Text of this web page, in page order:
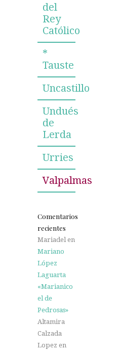
del
Rey
Católico
*
Tauste
Uncastillo
Undués
de
Lerda
Urries
Valpalmas
Comentarios
recientes
Mariadel en
Mariano
López
Laguarta
«Marianico
el de
Pedrosas»
Altamira
Calzada
Lopez en